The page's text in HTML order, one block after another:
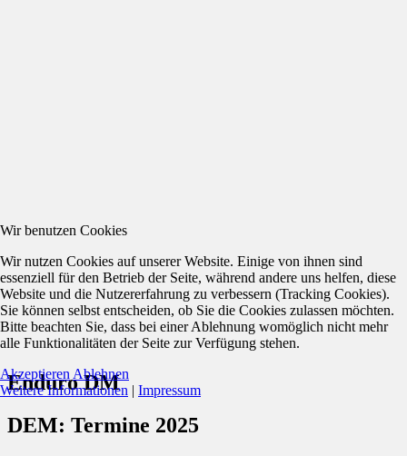
Enduro DM
DEM: Termine 2025
Wir benutzen Cookies
Wir nutzen Cookies auf unserer Website. Einige von ihnen sind
essenziell für den Betrieb der Seite, während andere uns helfen, diese
Website und die Nutzererfahrung zu verbessern (Tracking Cookies).
Sie können selbst entscheiden, ob Sie die Cookies zulassen möchten.
Bitte beachten Sie, dass bei einer Ablehnung womöglich nicht mehr
alle Funktionalitäten der Seite zur Verfügung stehen.
Akzeptieren Ablehnen
Weitere Informationen | Impressum